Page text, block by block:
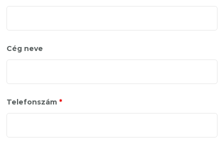
Cég neve
Telefonszám *